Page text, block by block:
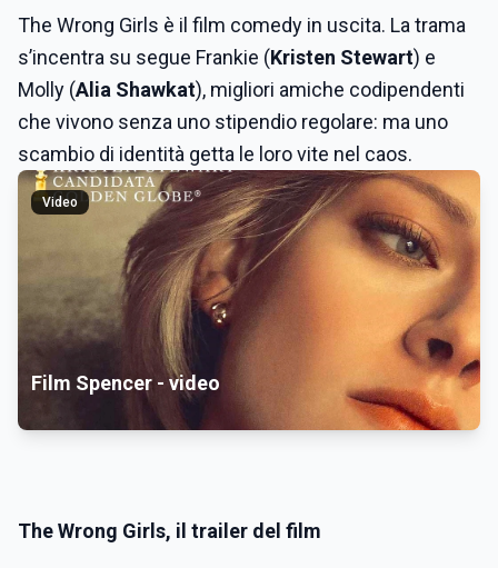
The Wrong Girls è il film comedy in uscita. La trama
s’incentra su segue Frankie (Kristen Stewart) e
Molly (Alia Shawkat), migliori amiche codipendenti
che vivono senza uno stipendio regolare: ma uno
scambio di identità getta le loro vite nel caos.
Video
Film Spencer - video
The Wrong Girls, il trailer del film